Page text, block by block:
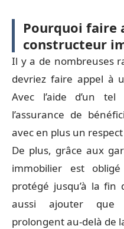
Pourquoi faire
constructeur
Il y a de nombreuses
devriez faire appel à
Avec l’aide d’un tel
l’assurance de
avec en plus un
De plus, grâce aux
immobilier est
protégé jusqu’à la
aussi ajouter que
prolongent au-delà de